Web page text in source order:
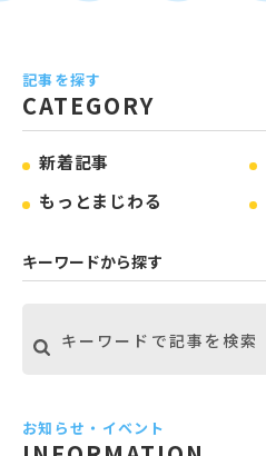
記事を探す
CATEGORY
新着記事
もっとまじわる
キーワードから探す
お知らせ・イベント